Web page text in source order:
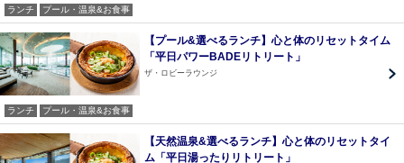
ランチ プール・温泉&お食事
【プール&選べるランチ】心と体のリセットタイム
「平日パワーBADEリトリート」
ザ・ロビーラウンジ
ランチ プール・温泉&お食事
【天然温泉&選べるランチ】心と体のリセットタイ
ム「平日湯ったりリトリート」